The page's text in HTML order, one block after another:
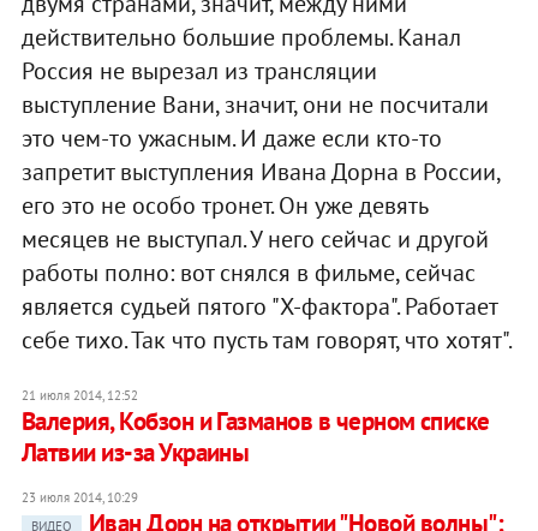
действительно большие проблемы. Канал
Россия не вырезал из трансляции
выступление Вани, значит, они не посчитали
это чем-то ужасным. И даже если кто-то
запретит выступления Ивана Дорна в России,
его это не особо тронет. Он уже девять
месяцев не выступал. У него сейчас и другой
работы полно: вот снялся в фильме, сейчас
является судьей пятого "Х-фактора". Работает
себе тихо. Так что пусть там говорят, что хотят".
21 июля 2014, 12:52
Валерия, Кобзон и Газманов в черном списке
Латвии из-за Украины
23 июля 2014, 10:29
ВИДЕО
Иван Дорн на открытии "Новой волны":